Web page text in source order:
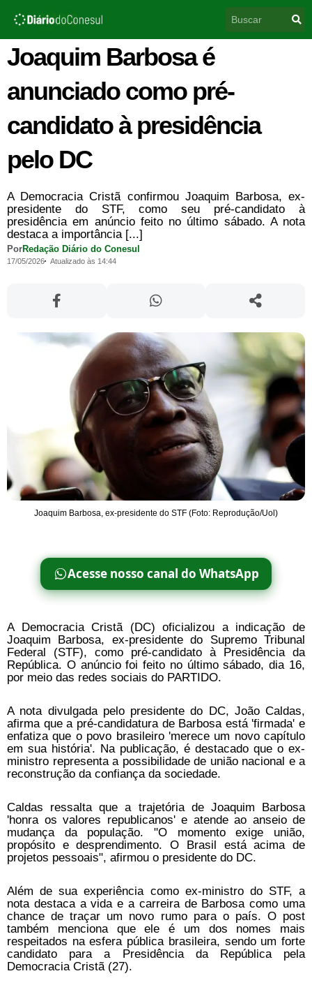
para
conteúdo
Joaquim Barbosa é
anunciado como pré-
candidato à presidência
pelo DC
A Democracia Cristã confirmou Joaquim Barbosa, ex-
presidente do STF, como seu pré-candidato à
presidência em anúncio feito no último sábado. A nota
destaca a importância [...]
PorRedação Diário do Conesul
17/05/2026 Atualizado às 14:44
Joaquim Barbosa, ex-presidente do STF (Foto: Reprodução/Uol)
Acesse nosso canal do WhatsApp
A Democracia Cristã (DC) oficializou a indicação de
Joaquim Barbosa, ex-presidente do Supremo Tribunal
Federal (STF), como pré-candidato à Presidência da
República. O anúncio foi feito no último sábado, dia 16,
por meio das redes sociais do PARTIDO.
A nota divulgada pelo presidente do DC, João Caldas,
afirma que a pré-candidatura de Barbosa está 'firmada' e
enfatiza que o povo brasileiro 'merece um novo capítulo
em sua história'. Na publicação, é destacado que o ex-
ministro representa a possibilidade de união nacional e a
reconstrução da confiança da sociedade.
Caldas ressalta que a trajetória de Joaquim Barbosa
'honra os valores republicanos' e atende ao anseio de
mudança da população. "O momento exige união,
propósito e desprendimento. O Brasil está acima de
projetos pessoais", afirmou o presidente do DC.
Além de sua experiência como ex-ministro do STF, a
nota destaca a vida e a carreira de Barbosa como uma
chance de traçar um novo rumo para o país. O post
também menciona que ele é um dos nomes mais
respeitados na esfera pública brasileira, sendo um forte
candidato para a Presidência da República pela
Democracia Cristã (27).